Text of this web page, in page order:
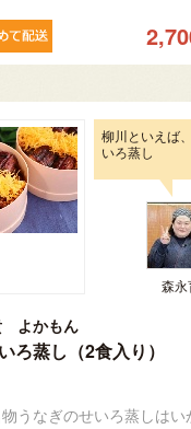
柳川といえば
いろ蒸し
森永
よかもん
ろ蒸し（2食入り）
うなぎのせいろ蒸しはい